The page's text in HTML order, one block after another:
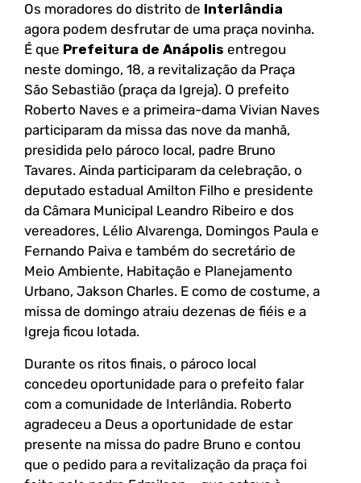
Os moradores do distrito de Interlândia
agora podem desfrutar de uma praça novinha.
É que Prefeitura de Anápolis entregou
neste domingo, 18, a revitalização da Praça
São Sebastião (praça da Igreja). O prefeito
Roberto Naves e a primeira-dama Vivian Naves
participaram da missa das nove da manhã,
presidida pelo pároco local, padre Bruno
Tavares. Ainda participaram da celebração, o
deputado estadual Amilton Filho e presidente
da Câmara Municipal Leandro Ribeiro e dos
vereadores, Lélio Alvarenga, Domingos Paula e
Fernando Paiva e também do secretário de
Meio Ambiente, Habitação e Planejamento
Urbano, Jakson Charles. E como de costume, a
missa de domingo atraiu dezenas de fiéis e a
Igreja ficou lotada.
Durante os ritos finais, o pároco local
concedeu oportunidade para o prefeito falar
com a comunidade de Interlândia. Roberto
agradeceu a Deus a oportunidade de estar
presente na missa do padre Bruno e contou
que o pedido para a revitalização da praça foi